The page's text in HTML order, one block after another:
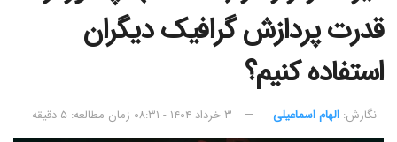
قدرت پردازش گرافیک دیگران
استفاده کنیم؟
نگارش:‌ الهام اسماعیلی ۳ خرداد ۱۴۰۴ - ۰۸:۳۱ زمان مطالعه: ۵ دقیقه